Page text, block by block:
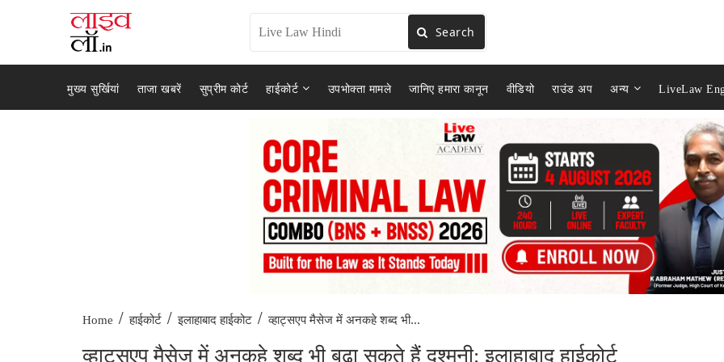
Search
मुख्य सुर्खियां ताजा खबरें सुप्रीम कोर्ट हाईकोर्ट उपभोक्ता मामले जानिए हमारा कानून वीडियो राउंड अप अन्य LiveLaw
Home / हाईकोर्ट / इलाहाबाद हाईकोट / व्हाट्सएप मैसेज में अनकहे शब्द भी...
व्हाट्सएप मैसेज में अनकहे शब्द भी बढ़ा सकते हैं दुश्मनी: इलाहाबाद हाईकोर्ट